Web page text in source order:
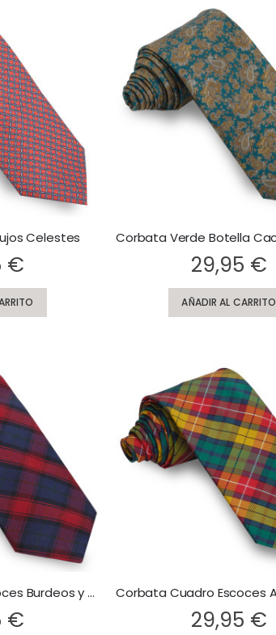
Celestes
€ 29,95 €
AÑADIR AL CARRITO
Corbata Cuadro Escoces Burdeos y Azul Marino
€ 29,95 €